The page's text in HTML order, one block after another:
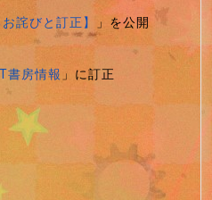
詫びと訂正】 」を公開
書房情報」に訂正